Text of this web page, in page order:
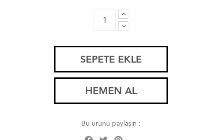
SEPETE EKLE
HEMEN AL
Bu ürünü paylaşın :
Facebook
Twitter